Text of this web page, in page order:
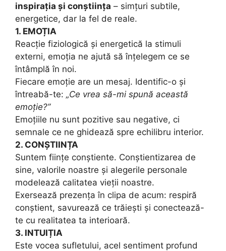
inspirația și conștiința – simțuri subtile,
energetice, dar la fel de reale.
1. EMOȚIA
Reacție fiziologică și energetică la stimuli
externi, emoția ne ajută să înțelegem ce se
întâmplă în noi.
Fiecare emoție are un mesaj. Identific-o și
întreabă-te: „Ce vrea să-mi spună această
emoție?”
Emoțiile nu sunt pozitive sau negative, ci
semnale ce ne ghidează spre echilibru interior.
2. CONȘTIINȚA
Suntem ființe conștiente. Conștientizarea de
sine, valorile noastre și alegerile personale
modelează calitatea vieții noastre.
Exersează prezența în clipa de acum: respiră
conștient, savurează ce trăiești și conectează-
te cu realitatea ta interioară.
3. INTUIȚIA
Este vocea sufletului, acel sentiment profund